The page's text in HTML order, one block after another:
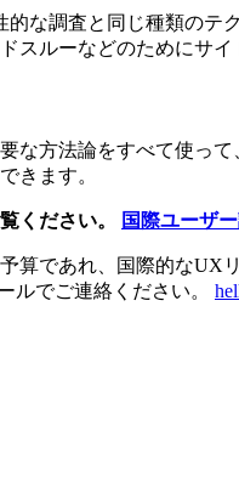
な調査と同じ種類のテ
スルーなどのためにサ
な方法論をすべて使っ
きます。
ください。 国際ユーザ
算であれ、国際的な
ルでご連絡ください。